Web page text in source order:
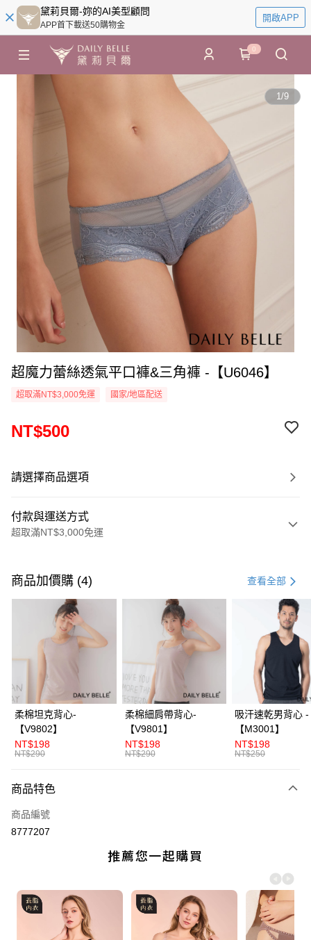
黛莉貝爾-妳的AI美型顧問
APP首下載送50購物金
開啟APP
0
1/9
超魔力蕾絲透氣平口褲&三角褲 -【U6046】
超取滿NT$3,000免運 國家/地區配送
NT$500
請選擇商品選項
付款與運送方式
超取滿NT$3,000免運
信用卡一次付款
信用卡分期付款
3 期 0 利率 每期 21家銀行
合作金庫商業銀行
第一商業銀行
華南商業銀行
上海商業儲蓄銀行
台北富邦商業銀行
國泰世華商業銀行
兆豐國際商業銀行
臺灣中小企業銀行
台中商業銀行
匯豐（台灣）商業銀行
華泰商業銀行
聯邦商業銀行
元大商業銀行
台灣樂天信用卡公司
超商取貨付款
LINE Pay
Apple Pay
街口支付
ATM付款
運送方式
全家付款取貨
每筆NT$70，滿NT$3,000(含以上)免運費
7-11付款取貨
每筆NT$70，滿NT$3,000(含以上)免運費
商品加價購 (4) 查看全部
柔棉坦克背心-
【V9802】
NT$198
NT$290
柔棉細肩帶背心-
【V9801】
NT$198
NT$290
吸汗速乾男背心 -
【M3001】
NT$198
NT$250
商品特色
商品編號
8777207